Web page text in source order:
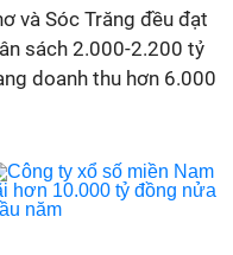
và Sóc Trăng đều đạt
sách 2.000-2.200 tỷ
doanh thu hơn 6.000